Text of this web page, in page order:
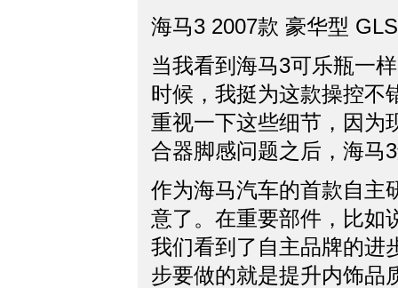
海马3 2007款 豪华型
当我看到海马3可乐瓶一
时候，我挺为这款操控不
重视一下这些细节，因为
合器脚感问题之后，海马
作为海马汽车的首款自主
意了。在重要部件，比如
我们看到了自主品牌的进
步要做的就是提升内饰品